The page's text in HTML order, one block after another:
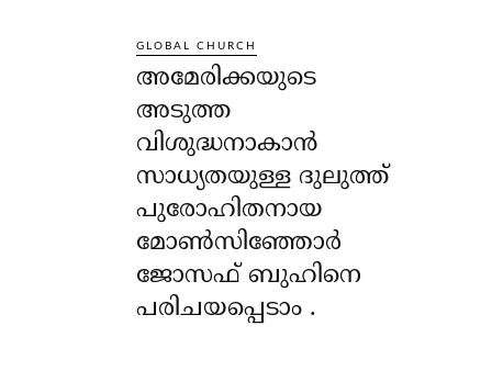
GLOBAL CHURCH
അമേരിക്കയുടെ
അടുത്ത
വിശുദ്ധനാകാൻ
സാധ്യതയുള്ള ദുലുത്ത്
പുരോഹിതനായ
മോൺസിഞ്ഞോർ
ജോസഫ് ബുഹിനെ
പരിചയപ്പെടാം .